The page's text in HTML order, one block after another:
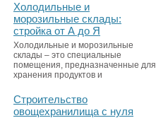
Холодильные и
морозильные склады:
стройка от А до Я
Холодильные и морозильные
склады – это специальные
помещения, предназначенные для
хранения продуктов и
Строительство
овощехранилища с нуля